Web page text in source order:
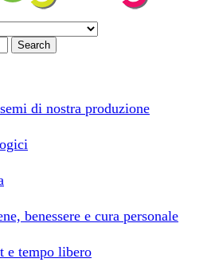
di nostra produzione
benessere e cura personale
e tempo libero